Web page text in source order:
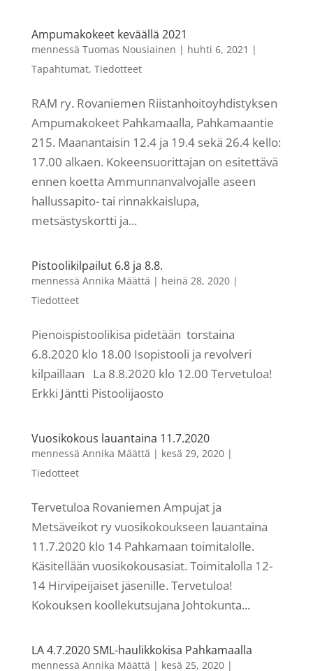
Ampumakokeet keväällä 2021
mennessä Tuomas Nousiainen | huhti 6, 2021 |
Tapahtumat, Tiedotteet
RAM ry. Rovaniemen Riistanhoitoyhdistyksen
Ampumakokeet Pahkamaalla, Pahkamaantie
215. Maanantaisin 12.4 ja 19.4 sekä 26.4 kello:
17.00 alkaen. Kokeensuorittajan on esitettävä
ennen koetta Ammunnanvalvojalle aseen
hallussapito- tai rinnakkaislupa,
metsästyskortti ja...
Pistoolikilpailut 6.8 ja 8.8.
mennessä Annika Määttä | heinä 28, 2020|
Tiedotteet
Pienoispistoolikisa pidetään torstaina
6.8.2020 klo 18.00 Isopistooli ja revolveri
kilpaillaan La 8.8.2020 klo 12.00 Tervetuloa!
Erkki Jäntti Pistoolijaosto
Vuosikokous lauantaina 11.7.2020
mennessä Annika Määttä | kesä 29, 2020|
Tiedotteet
Tervetuloa Rovaniemen Ampujat ja
Metsäveikot ry vuosikokoukseen lauantaina
11.7.2020 klo 14 Pahkamaan toimitalolle.
Käsitellään vuosikokousasiat. Toimitalolla 12-
14 Hirvipeijaiset jäsenille. Tervetuloa!
Kokouksen koollekutsujana Johtokunta...
LA 4.7.2020 SML-haulikkokisa Pahkamaalla
mennessä Annika Määttä | kesä 25, 2020|